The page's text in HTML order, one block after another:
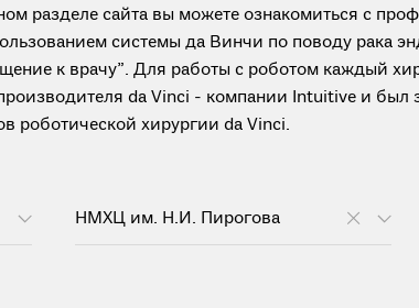
разделе сайта вы можете ознакомиться с
системы да Винчи по поводу рака
к врачу”. Для работы с роботом каждый
da Vinci - компании Intuitive и был
роботической хирургии da Vinci.
НМХЦ им. Н.И. Пирогова